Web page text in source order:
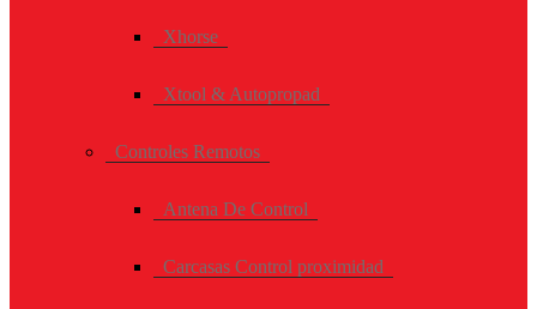
Xhorse
Xtool & Autopropad
Controles Remotos
Antena De Control
Carcasas Control proximidad